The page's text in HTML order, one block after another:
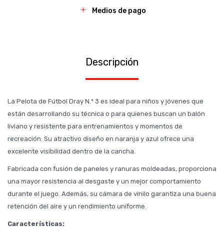
Medios de pago
Descripción
La Pelota de Fútbol Dray N.º 3 es ideal para niños y jóvenes que
están desarrollando su técnica o para quienes buscan un balón
liviano y resistente para entrenamientos y momentos de
recreación. Su atractivo diseño en naranja y azul ofrece una
excelente visibilidad dentro de la cancha.
Fabricada con fusión de paneles y ranuras moldeadas, proporciona
una mayor resistencia al desgaste y un mejor comportamiento
durante el juego. Además, su cámara de vinilo garantiza una buena
retención del aire y un rendimiento uniforme.
Características: